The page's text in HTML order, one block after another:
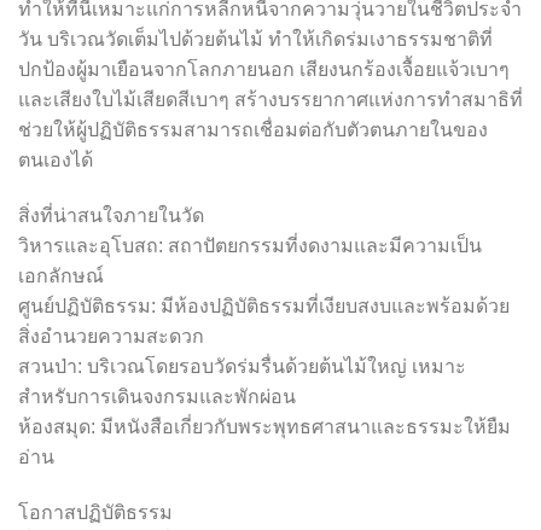
ทำให้ที่นี่เหมาะแก่การหลีกหนีจากความวุ่นวายในชีวิตประจำ
วัน บริเวณวัดเต็มไปด้วยต้นไม้ ทำให้เกิดร่มเงาธรรมชาติที่
ปกป้องผู้มาเยือนจากโลกภายนอก เสียงนกร้องเจื้อยแจ้วเบาๆ
และเสียงใบไม้เสียดสีเบาๆ สร้างบรรยากาศแห่งการทำสมาธิที่
ช่วยให้ผู้ปฏิบัติธรรมสามารถเชื่อมต่อกับตัวตนภายในของ
ตนเองได้
สิ่งที่น่าสนใจภายในวัด
วิหารและอุโบสถ: สถาปัตยกรรมที่งดงามและมีความเป็น
เอกลักษณ์
ศูนย์ปฏิบัติธรรม: มีห้องปฏิบัติธรรมที่เงียบสงบและพร้อมด้วย
สิ่งอำนวยความสะดวก
สวนป่า: บริเวณโดยรอบวัดร่มรื่นด้วยต้นไม้ใหญ่ เหมาะ
สำหรับการเดินจงกรมและพักผ่อน
ห้องสมุด: มีหนังสือเกี่ยวกับพระพุทธศาสนาและธรรมะให้ยืม
อ่าน
โอกาสปฏิบัติธรรม